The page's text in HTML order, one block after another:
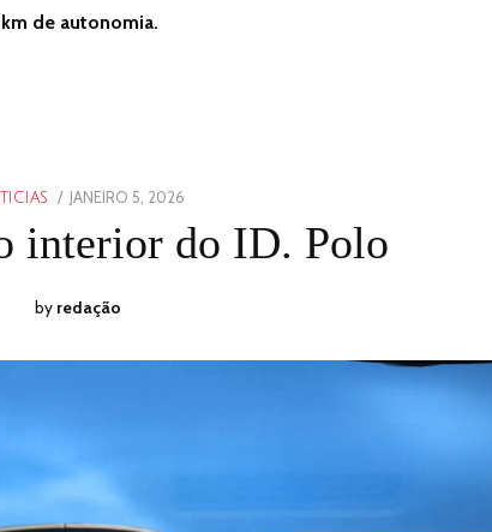
de autonomia.
POSTED
JANEIRO 5, 2026
5,
2026
interior do ID. Polo
by redação